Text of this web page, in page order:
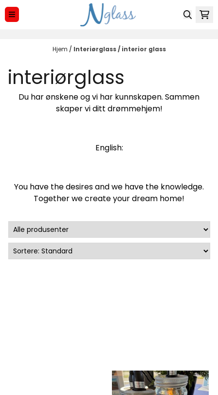
Hopp til innhold
Hjem / Interiørglass / interior glass
interiørglass
Du har ønskene og vi har kunnskapen. Sammen
skaper vi ditt drømmehjem!
English:
You have the desires and we have the knowledge.
Together we create your dream home!